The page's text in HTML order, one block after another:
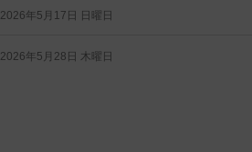
2026年5月17日 日曜日
2026年5月28日 木曜日